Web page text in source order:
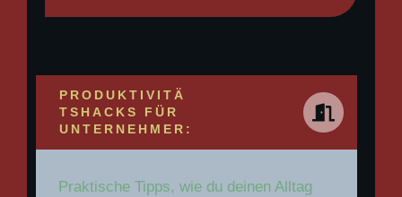
PRODUKTIVITÄ
TSHACKS FÜR
UNTERNEHMER:
Praktische Tipps, wie du deinen Alltag